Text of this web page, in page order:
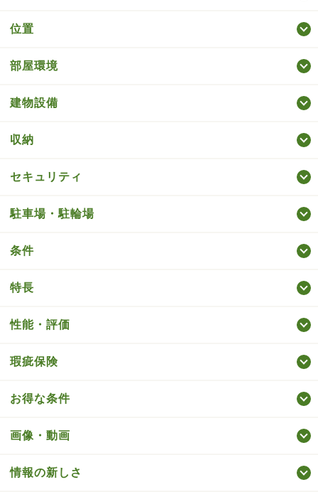
位置
部屋環境
建物設備
収納
セキュリティ
駐車場・駐輪場
条件
特長
性能・評価
瑕疵保険
お得な条件
画像・動画
情報の新しさ